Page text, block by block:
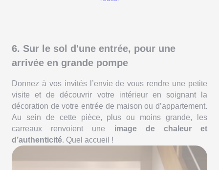
6. Sur le sol d'une entrée, pour une
arrivée en grande pompe
Donnez à vos invités l’envie de vous rendre une petite
visite et de découvrir votre intérieur en soignant la
décoration de votre entrée de maison ou d’appartement.
Au sein de cette pièce, plus ou moins grande, les
carreaux renvoient une image de chaleur et
d’authenticité. Quel accueil !